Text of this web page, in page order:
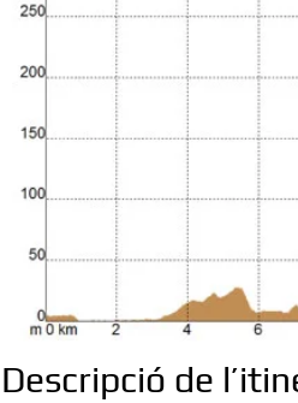
Descripció de